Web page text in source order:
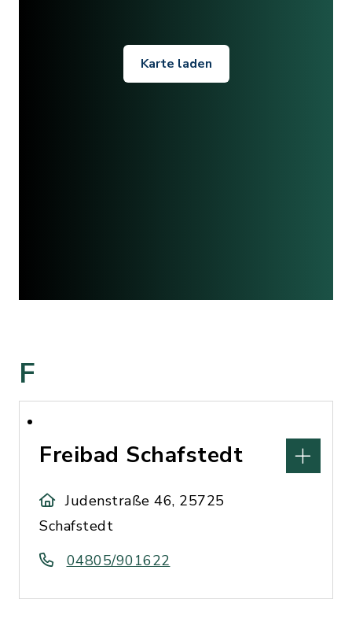
Karte laden
F
Freibad Schafstedt
Judenstraße 46, 25725
Schafstedt
04805/901622